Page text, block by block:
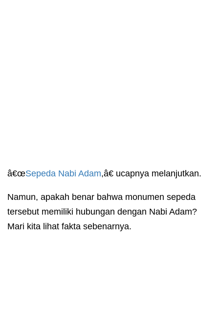
â€œSepeda Nabi Adam,â€ ucapnya melanjutkan.
Namun, apakah benar bahwa monumen sepeda
tersebut memiliki hubungan dengan Nabi Adam?
Mari kita lihat fakta sebenarnya.